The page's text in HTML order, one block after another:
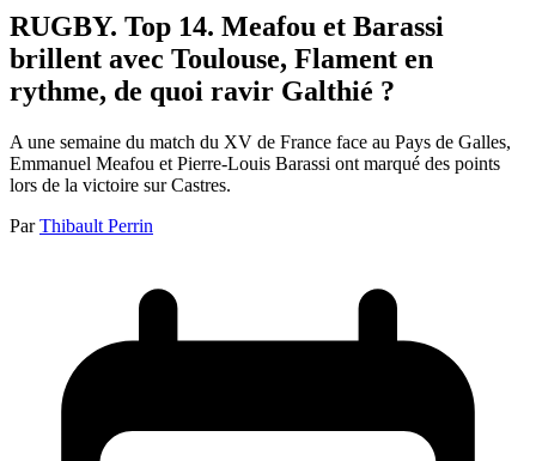
RUGBY. Top 14. Meafou et Barassi
brillent avec Toulouse, Flament en
rythme, de quoi ravir Galthié ?
A une semaine du match du XV de France face au Pays de Galles,
Emmanuel Meafou et Pierre-Louis Barassi ont marqué des points
lors de la victoire sur Castres.
Par Thibault Perrin